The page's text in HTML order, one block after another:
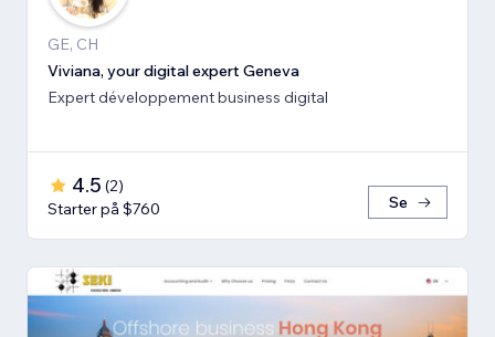
GE, CH
Viviana, your digital expert Geneva
Expert développement business digital
4.5 (2)
Starter på $760
Se